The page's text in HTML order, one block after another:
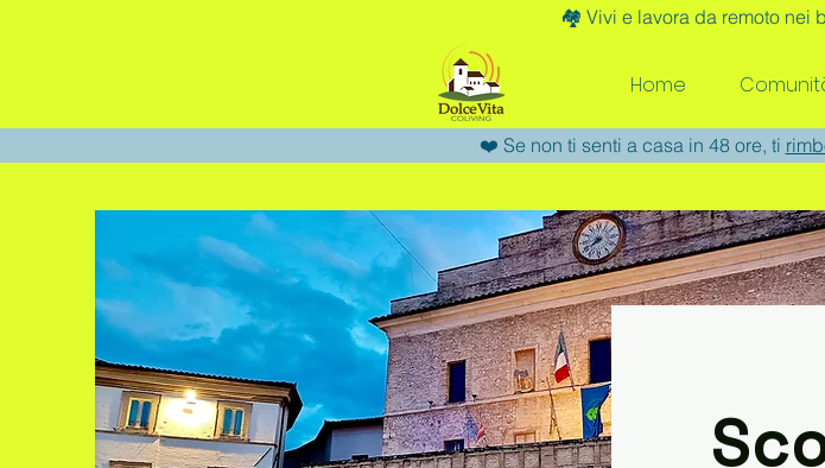
🏘️ Vivi e lavora da remoto nei
Home
❤️ Se non ti senti a casa in 48 ore, ti